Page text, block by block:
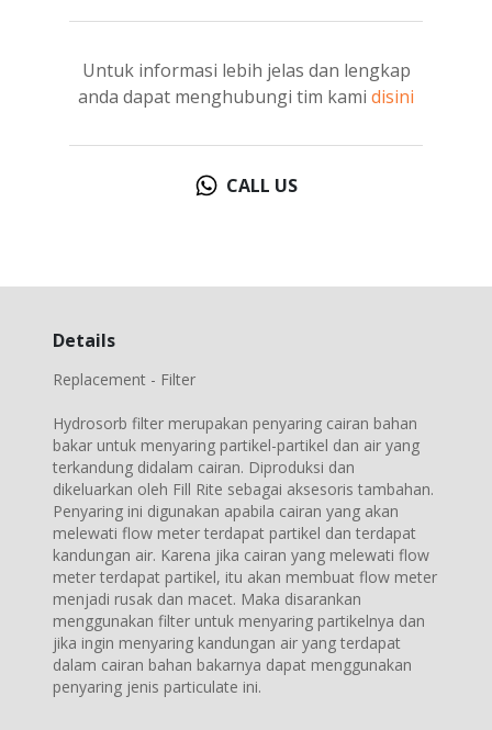
Untuk informasi lebih jelas dan lengkap
anda dapat menghubungi tim kami disini
CALL US
Details
Replacement - Filter
Hydrosorb filter merupakan penyaring cairan bahan
bakar untuk menyaring partikel-partikel dan air yang
terkandung didalam cairan. Diproduksi dan
dikeluarkan oleh Fill Rite sebagai aksesoris tambahan.
Penyaring ini digunakan apabila cairan yang akan
melewati flow meter terdapat partikel dan terdapat
kandungan air. Karena jika cairan yang melewati flow
meter terdapat partikel, itu akan membuat flow meter
menjadi rusak dan macet. Maka disarankan
menggunakan filter untuk menyaring partikelnya dan
jika ingin menyaring kandungan air yang terdapat
dalam cairan bahan bakarnya dapat menggunakan
penyaring jenis particulate ini.